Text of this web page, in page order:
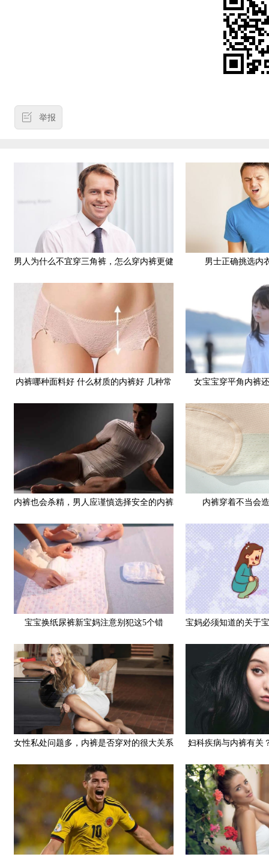
举报
男人为什么不宜穿三角裤，怎么穿内裤更健
男士正确挑选内
内裤哪种面料好 什么材质的内裤好 几种常
女宝宝穿平角内裤
内裤也会杀精，男人应谨慎选择安全的内裤 内裤穿着不当会
宝宝换纸尿裤新宝妈注意别犯这5个错
宝妈必须知道的关于
女性私处问题多，内裤是否穿对的很大关系
妇科疾病与内裤有关